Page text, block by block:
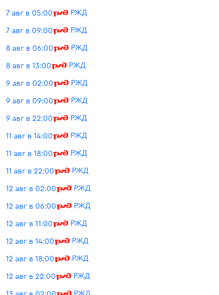
7 авг в 05:00 РЖД
7 авг в 09:00 РЖД
8 авг в 06:00 РЖД
8 авг в 13:00 РЖД
9 авг в 02:00 РЖД
9 авг в 09:00 РЖД
9 авг в 22:00 РЖД
11 авг в 14:00 РЖД
11 авг в 18:00 РЖД
11 авг в 22:00 РЖД
12 авг в 02:00 РЖД
12 авг в 06:00 РЖД
12 авг в 11:00 РЖД
12 авг в 14:00 РЖД
12 авг в 18:00 РЖД
12 авг в 22:00 РЖД